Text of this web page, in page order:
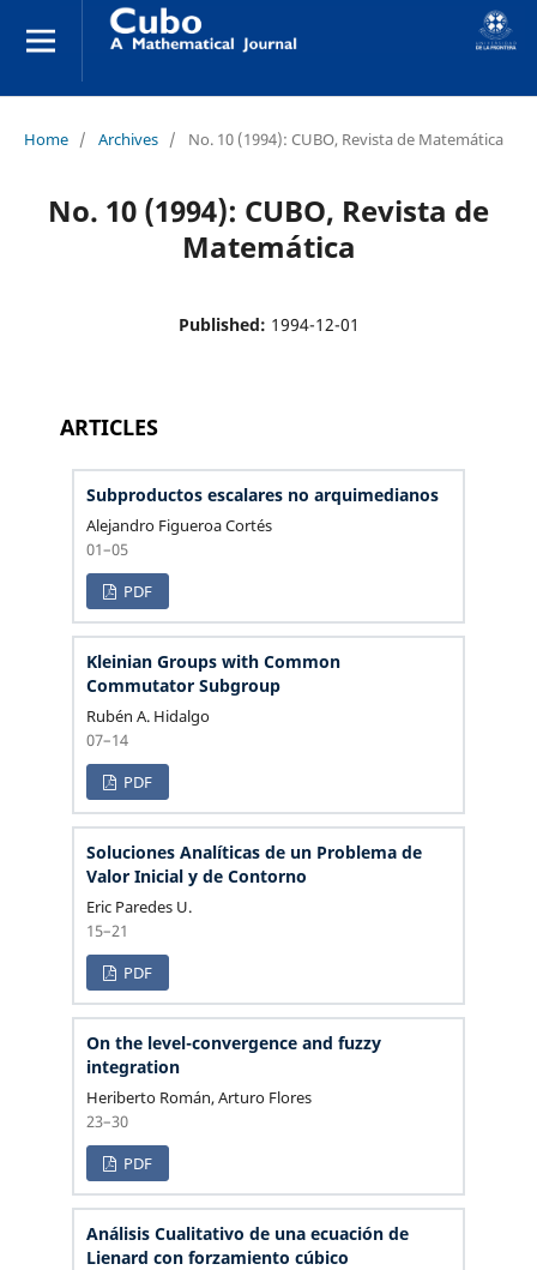
Home / Archives / No. 10 (1994): CUBO, Revista de Matemática
No. 10 (1994): CUBO, Revista de
Matemática
Published: 1994-12-01
ARTICLES
Subproductos escalares no arquimedianos
Alejandro Figueroa Cortés
01–05
PDF
Kleinian Groups with Common
Commutator Subgroup
Rubén A. Hidalgo
07–14
PDF
Soluciones Analíticas de un Problema de
Valor Inicial y de Contorno
Eric Paredes U.
15–21
PDF
On the level-convergence and fuzzy
integration
Heriberto Román, Arturo Flores
23–30
PDF
Análisis Cualitativo de una ecuación de
Lienard con forzamiento cúbico